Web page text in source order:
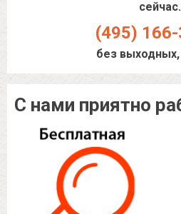
сейчас.
(495)
без выходных,
С нами приятно